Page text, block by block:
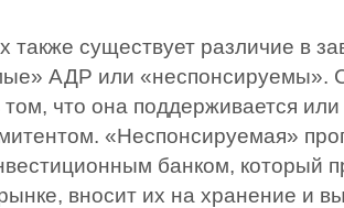
также существует различие в
АДР или «неспонсируемы».
что она поддерживается
«Неспонсируемая»
банком, который
вносит их на хранение и